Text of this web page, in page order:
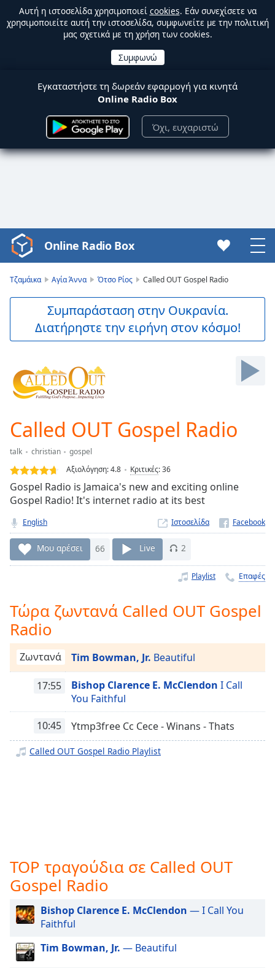
Αυτή η ιστοσελίδα χρησιμοποιεί cookies. Εάν συνεχίσετε να
χρησιμοποιείτε αυτή την ιστοσελίδα, συμφωνείτε με την πολιτική
μας σχετικά με τη χρήση των cookies.
Εγκαταστήστε τη δωρεάν εφαρμογή για κινητά
Online Radio Box
Όχι, ευχαριστώ
Video
Player
Skip
Forward
Mute
Current
Loaded:
0.00%
Stream
TypeLIVE
live,
currently
behind
LIVE
Remaining
Playback
Chapters
Chapters
Descriptions
descriptions
off,
settings
dialog
subtitles
off
selected
Track
Online Radio Box
Τζαμάικα Αγία Άννα Ότσο Ρίος Called OUT Gospel Radio
Συμπαράσταση στην Ουκρανία.
Διατήρηστε την ειρήνη στον κόσμο!
Called OUT Gospel Radio
talk christian
gospel
Αξιολόγηση:4.8 Κριτικές:36
Gospel Radio is Jamaica's new and exciting online
Gospel Radio! It's internet radio at its best
English Ιστοσελίδα
Μου αρέσει 66 Live 2
Playlist Επαφές
Τώρα ζωντανά Called OUT Gospel
Radio
Ζωντανά Tim Bowman, Jr. Beautiful
17:55 Bishop Clarence E. McClendon I Call
You Faithful
10:45 Ytmp3free Cc Cece - Winans - Thats
Called OUT Gospel Radio Playlist
TOP τραγούδια σε Called OUT
Gospel Radio
Bishop Clarence E. McClendon — I Call You
Faithful
Tim Bowman, Jr. — Beautiful